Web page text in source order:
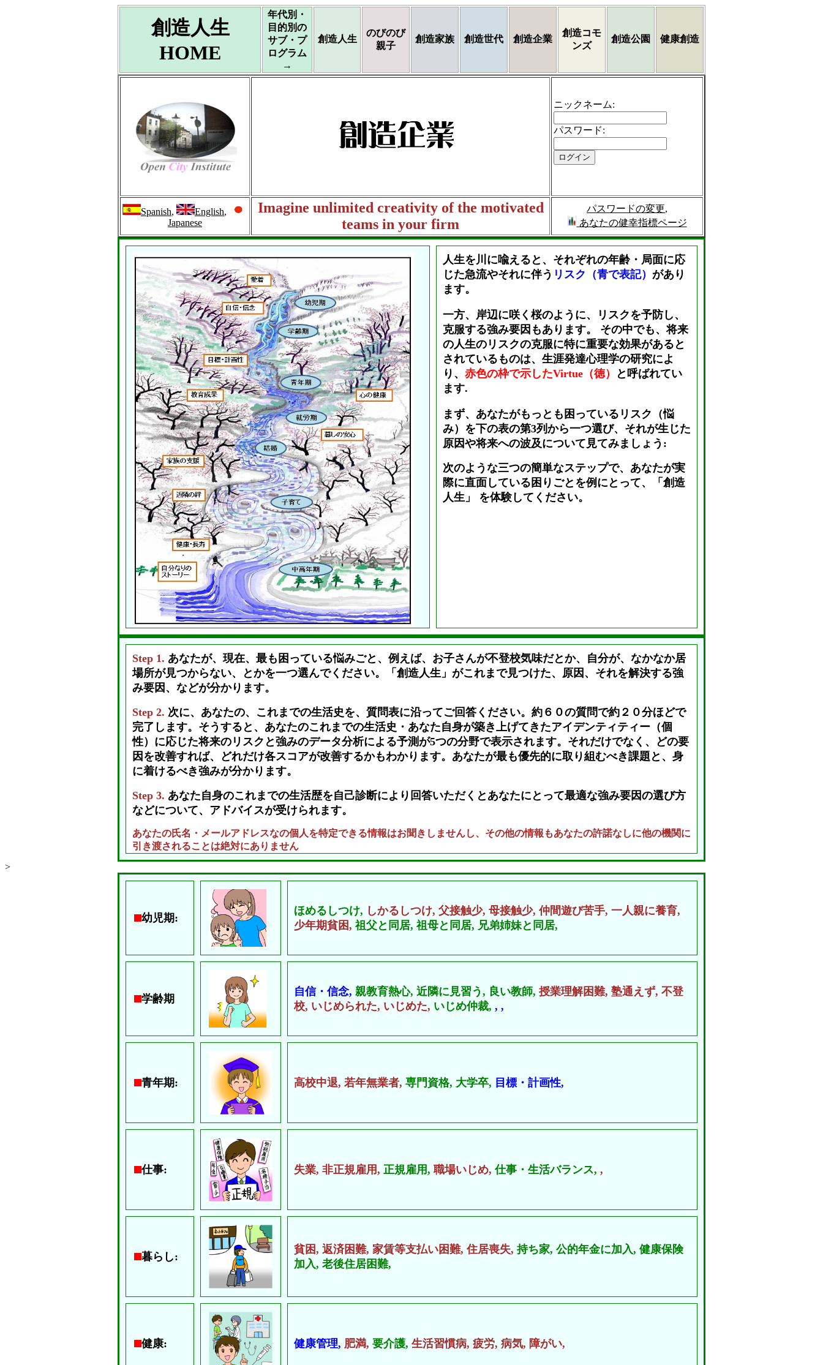
創造人生
HOME
年代別・
目的別の
サブ・プ
ログラム
→
創造人生
のびのび
親子
創造家族 創造世代 創造企業
創造コモ
ンズ
創造公園 健康創造
ニックネーム:
パスワード:
Spanish, English,
Japanese
Imagine unlimited creativity of the motivated
teams in your firm
パスワードの変更,
あなたの健幸指標ページ
人生を川に喩えると、それぞれの年齢・局面に応
じた急流やそれに伴う リスク（青で表記） があり
ます。
一方、岸辺に咲く桜のように、リスクを予防し、
克服する強み要因もあります。 その中でも、将来
の人生のリスクの克服に特に重要な効果があると
されているものは、生涯発達心理学の研究によ
り、 赤色の枠で示したVirtue（徳）
と呼ばれてい
ます.
まず、あなたがもっとも困っているリスク（悩
み）を下の表の第3列から一つ選び、それが生じた
原因や将来への波及について見てみましょう:
次のような三つの簡単なステップで、あなたが実
際に直面している困りごとを例にとって、「創造
人生」 を体験してください。
Step 1. あなたが、現在、最も困っている悩みごと、例えば、お子さんが不登校気味だとか、自分が、なかなか居
場所が見つからない、とかを一つ選んでください。「創造人生」がこれまで見つけた、原因、それを解決する強
み要因、などが分かります。
Step 2. 次に、あなたの、これまでの生活史を、質問表に沿ってご回答ください。約６０の質問で約２０分ほどで
完了します。そうすると、あなたのこれまでの生活史・あなた自身が築き上げてきたアイデンティティー（個
性）に応じた将来のリスクと強みのデータ分析による予測が5つの分野で表示されます。それだけでなく、どの要
因を改善すれば、どれだけ各スコアが改善するかもわかります。あなたが最も優先的に取り組むべき課題と、身
に着けるべき強みが分かります。
Step 3. あなた自身のこれまでの生活歴を自己診断により回答いただくとあなたにとって最適な強み要因の選び方
などについて、アドバイスが受けられます。
あなたの氏名・メールアドレスなの個人を特定できる情報はお聞きしませんし、その他の情報もあなたの許諾なしに他の機関に
引き渡されることは絶対にありません
>
幼児期:
ほめるしつけ, しかるしつけ, 父接触少, 母接触少, 仲間遊び苦手, 一人親に養育,
少年期貧困, 祖父と同居, 祖母と同居, 兄弟姉妹と同居,
学齢期
自信・信念, 親教育熱心, 近隣に見習う, 良い教師, 授業理解困難, 塾通えず, 不登
校, いじめられた, いじめた, いじめ仲裁, , ,
青年期: 高校中退, 若年無業者, 専門資格, 大学卒, 目標・計画性,
仕事: 失業, 非正規雇用, 正規雇用, 職場いじめ,仕事・生活バランス, ,
暮らし:
貧困, 返済困難, 家賃等支払い困難,住居喪失, 持ち家, 公的年金に加入, 健康保険
加入, 老後住居困難,
健康: 健康管理, 肥満, 要介護, 生活習慣病, 疲労, 病気, 障がい,